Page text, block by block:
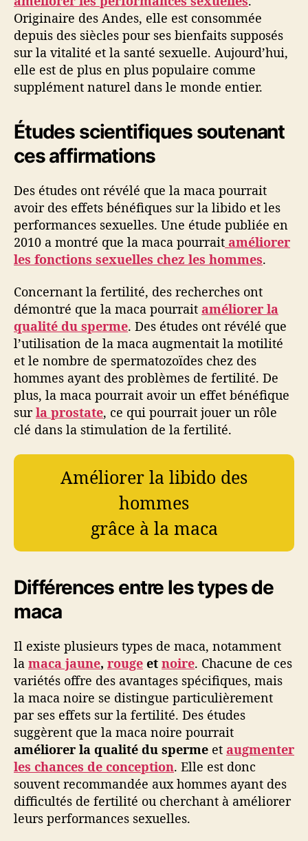
Originaire des Andes, elle est consommée
depuis des siècles pour ses bienfaits supposés
sur la vitalité et la santé sexuelle. Aujourd’hui,
elle est de plus en plus populaire comme
supplément naturel dans le monde entier.
Études scientifiques soutenant
ces affirmations
Des études ont révélé que la maca pourrait
avoir des effets bénéfiques sur la libido et les
performances sexuelles. Une étude publiée en
2010 a montré que la maca pourrait améliorer
les fonctions sexuelles chez les hommes.
Concernant la fertilité, des recherches ont
démontré que la maca pourrait améliorer la
qualité du sperme. Des études ont révélé que
l’utilisation de la maca augmentait la motilité
et le nombre de spermatozoïdes chez des
hommes ayant des problèmes de fertilité. De
plus, la maca pourrait avoir un effet bénéfique
surla prostate, ce qui pourrait jouer un rôle
clé dans la stimulation de la fertilité.
Améliorer la libido des
hommes
grâce à la maca
Différences entre les types de
maca
Il existe plusieurs types de maca, notamment
la maca jaune, rouge et noire. Chacune de ces
variétés offre des avantages spécifiques, mais
la maca noire se distingue particulièrement
par ses effets sur la fertilité. Des études
suggèrent que la maca noire pourrait
améliorer la qualité du sperme et augmenter
les chances de conception. Elle est donc
souvent recommandée aux hommes ayant des
difficultés de fertilité ou cherchant à améliorer
leurs performances sexuelles.